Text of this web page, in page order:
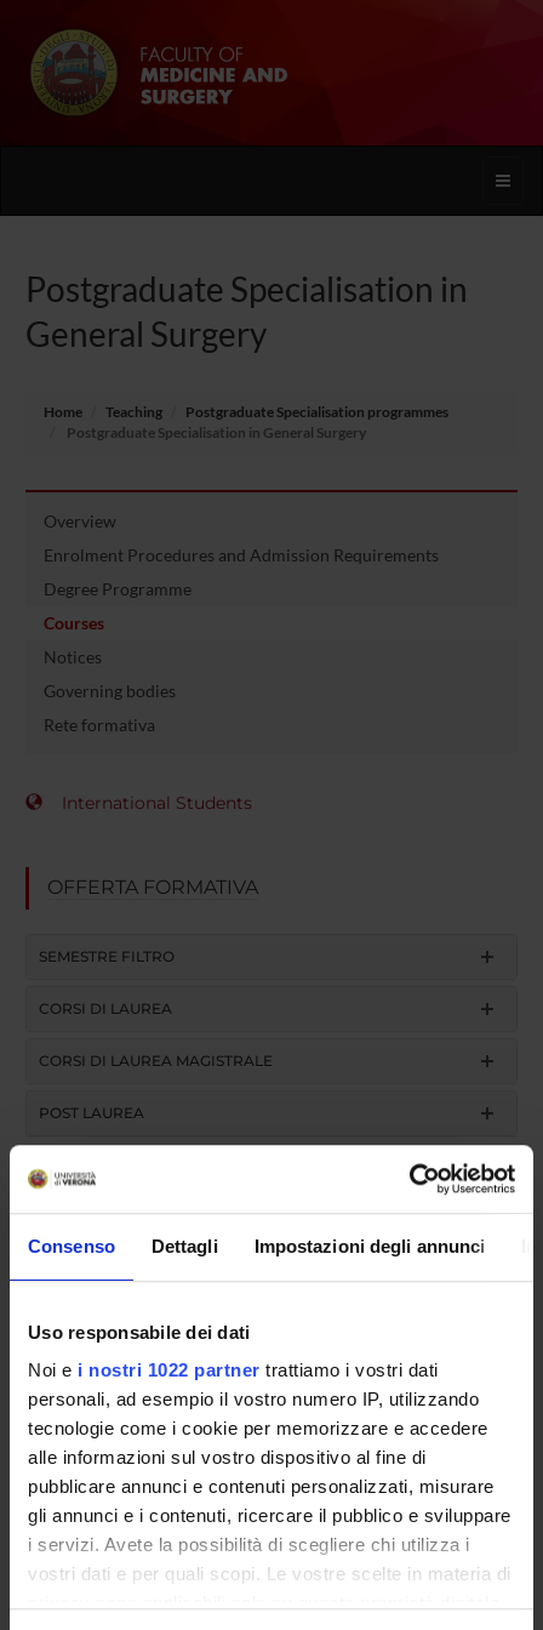
Consenso Dettagli Impostazioni degli annunci
Uso responsabile dei dati
Noi e i nostri 1022 partner trattiamo i vostri dati
personali, ad esempio il vostro numero IP, utilizzando
tecnologie come i cookie per memorizzare e accedere
alle informazioni sul vostro dispositivo al fine di
pubblicare annunci e contenuti personalizzati, misurare
gli annunci e i contenuti, ricercare il pubblico e sviluppare
i servizi. Avete la possibilità di scegliere chi utilizza i
vostri dati e per quali scopi. Le vostre scelte in materia di
Toggle
Postgraduate Specialisation in
General Surgery
Home Teaching
Postgraduate Specialisation programmes
Postgraduate Specialisation in General Surgery
Overview
Enrolment Procedures and Admission Requirements
Degree Programme
Courses
Notices
Governing bodies
Rete formativa
International Students
OFFERTA FORMATIVA
SEMESTRE FILTRO
CORSI DI LAUREA
CORSI DI LAUREA MAGISTRALE
POST LAUREA
Academic year
search
Course name